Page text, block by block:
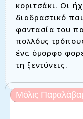
κοριτσάκι. Οι
διαδραστικό
φαντασία του
πολλόυς
ένα όμορφο
τη ξεντύνεις.
Μόλις